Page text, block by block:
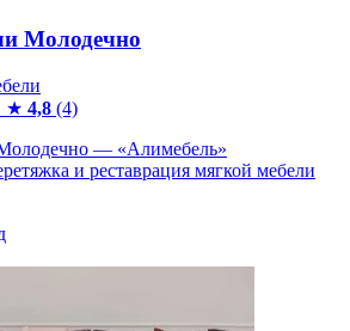
Молодечно
★ 4,8 (4)
— «Алимебель»
и реставрация мягкой мебели